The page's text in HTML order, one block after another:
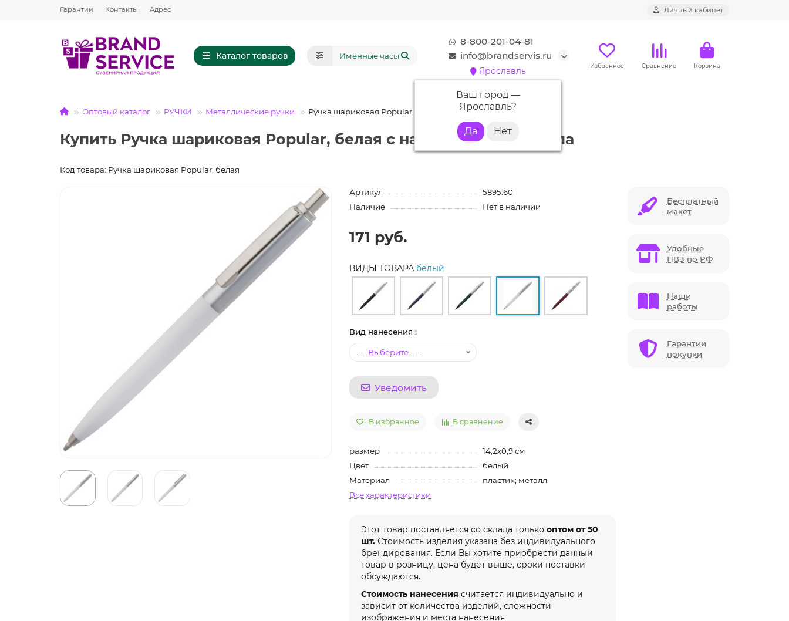
Гарантии Контакты Адрес Личный кабинет
Каталог товаров
8-800-201-04-81
info@brandservis.ru
Ярославль
Ваш город —
Ярославль?
Избранное Сравнение Корзина
Оптовый каталог РУЧКИ Металлические ручки Ручка шариковая Popular, белая
Купить Ручка шариковая Popular, белая с нанесением логотипа
Код товара: Ручка шариковая Popular, белая
Артикул
5895.60
Наличие
Нет в наличии
171 руб.
ВИДЫ ТОВАРА белый
Вид нанесения :
Уведомить
В избранное В сравнение
размер
14,2х0,9 см
Цвет
белый
Материал
пластик; металл
Все характеристики
Этот товар поставляется со склада толькооптом от 50
шт. Стоимость изделия указана без индивидуального
брендирования. Если Вы хотите приобрести данный
товар в розницу, цена будет выше, сроки поставки
обсуждаются.
Стоимость нанесения считается индивидуально и
зависит от количества изделий, сложности
изображения и места нанесения
Бесплатный
макет
Удобные
ПВЗ по РФ
Наши
работы
Гарантии
покупки